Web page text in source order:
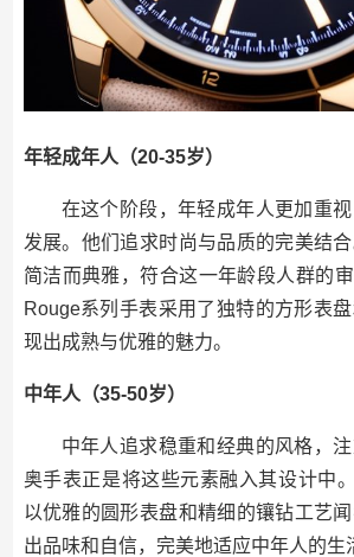
年轻成年人（20-35岁）
在这个阶段，年轻成年人更加重
发展。他们追求时尚与品质的完美结
简洁而典雅，符合这一年龄段人群的
Rouge系列手表采用了独特的方形表
现出成熟与优雅的魅力。
中年人（35-50岁）
中年人追求稳重和经典的风格，
奥手表正是将这些元素融入其设计中
以优雅的圆形表盘和精细的镶钻工艺
出品味和自信，完美地适应中年人的生